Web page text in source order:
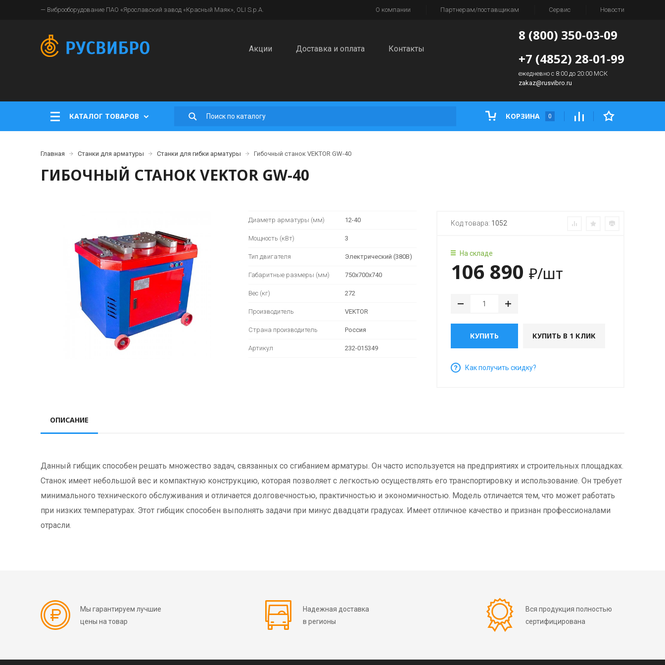
— Виброоборудование ПАО «Ярославский завод «Красный Маяк», OLI S.p.A. О компании Партнерам/поставщикам Сервис Новости
8 (800) 350-03-09
+7 (4852) 28-01-99
ежедневно с 8:00 до 20:00 МСК
zakaz@rusvibro.ru
Акции Доставка и оплата Контакты
КОРЗИНА 0
КАТАЛОГ ТОВАРОВ
Главная Станки для арматуры Станки для гибки арматуры Гибочный станок VEKTOR GW-40
ГИБОЧНЫЙ СТАНОК VEKTOR GW-40
Диаметр арматуры (мм) 12-40
Мощность (кВт) 3
Тип двигателя Электрический (380В)
Габаритные размеры (мм) 750х700х740
Вес (кг) 272
Производитель VEKTOR
Страна производитель Россия
Артикул 232-015349
Код товара: 1052
На складе
106 890 ₽/шт
КУПИТЬ КУПИТЬ В 1 КЛИК
Как получить скидку?
ОПИСАНИЕ
Данный гибщик способен решать множество задач, связанных со сгибанием арматуры. Он часто используется на предприятиях и строительных площадках.
Станок имеет небольшой вес и компактную конструкцию, которая позволяет с легкостью осуществлять его транспортировку и использование. Он требует
минимального технического обслуживания и отличается долговечностью, практичностью и экономичностью. Модель отличается тем, что может работать
при низких температурах. Этот гибщик способен выполнять задачи при минус двадцати градусах. Имеет отличное качество и признан профессионалами
отрасли.
Мы гарантируем лучшие
цены на товар
Надежная доставка
в регионы
Вся продукция полностью
сертифицирована